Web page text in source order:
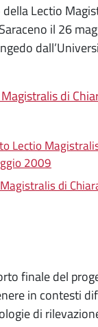
Lectio
il 26
di
Lectio
2009
di
finale del
in contesti
di